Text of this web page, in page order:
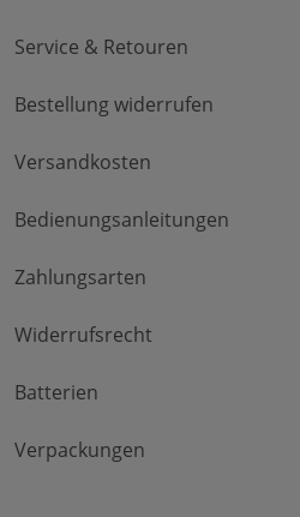
Service & Retouren
Bestellung widerrufen
Versandkosten
Bedienungsanleitungen
Zahlungsarten
Widerrufsrecht
Batterien
Verpackungen